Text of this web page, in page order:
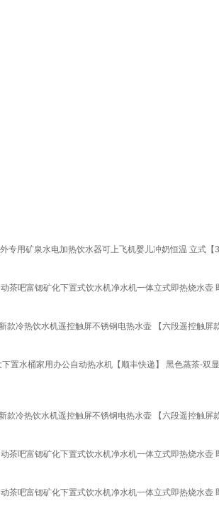
专用矿泉水电加热饮水器可上飞机婴儿冲奶恒温 立式
茶吧富锶矿化下置式饮水机净水机一体立式即热烧水壶
冷热饮水机遥控触屏不锈钢电热水壶 【六段遥控触屏
置水桶家用办公自动热水机【顺丰快递】 黑色蒸茶-双
冷热饮水机遥控触屏不锈钢电热水壶 【六段遥控触屏
茶吧富锶矿化下置式饮水机净水机一体立式即热烧水壶
茶吧富锶矿化下置式饮水机净水机一体立式即热烧水壶